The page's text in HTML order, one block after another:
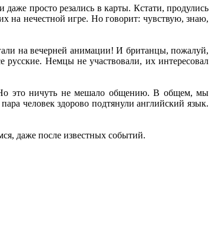
просто резались в карты. Кстати, продулись
на нечестной игре. Но говорит: чувствую, знаю,
на вечерней анимации! И британцы, пожалуй,
Немцы не участвовали, их интересовал
Но это ничуть не мешало общению. В общем, мы
человек здорово подтянули английский язык.
даже после известных событий.